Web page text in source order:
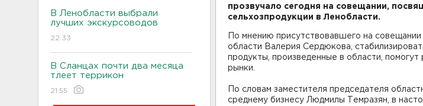
В Ленобласти выбрали
лучших экскурсоводов
22:33
В Сланцах почти два месяца
тлеет террикон
21:55
прозвучало сегодня на совещании,
сельхозпродукции в Ленобласти.
По мнению присутствовавшего на совещании
области Валерия Сердюкова,
продукты, произведенные в области,
рынки.
По словам заместителя председателя
среднему бизнесу Людмилы Темразян, в